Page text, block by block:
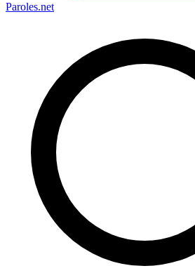
Paroles.net